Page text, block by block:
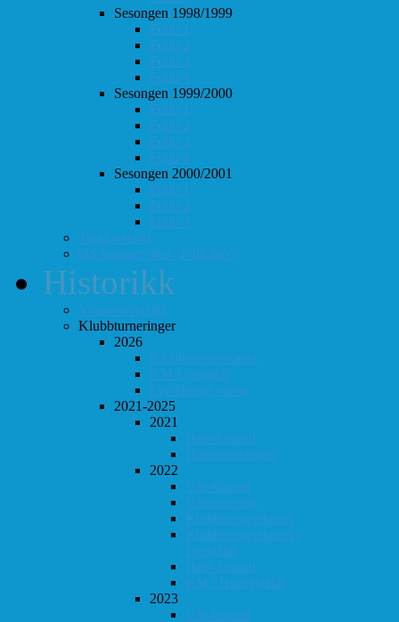
Sesongen 1998/1999
Follo 1
Follo 2
Follo 3
Follo 4
Sesongen 1999/2000
Follo 1
Follo 2
Follo 3
Follo 4
Sesongen 2000/2001
Follo 1
Follo 2
Follo 3
Totaloversikt
ØS-kamper med "Fullt hus"
Historikk
Vinner-oversikt
Klubbturneringer
2026
Klubbmesterskapet
KM Lynsjakk
Lyn/Hurtig våren
2021-2025
2021
Høst-konrad
Høstturneringen
2022
Vår-konrad
Vårturnering
Klubbmesterskapet
Klubbmesterskapet i
Lynsjakk
Høst-konrad
KM i Hurtigsjakk
2023
Vår-konrad